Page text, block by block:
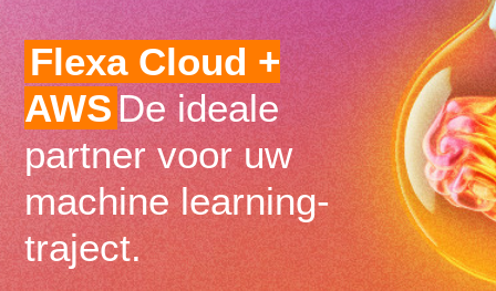
Flexa Cloud +
AWS De ideale
partner voor uw
machine learning-
traject.